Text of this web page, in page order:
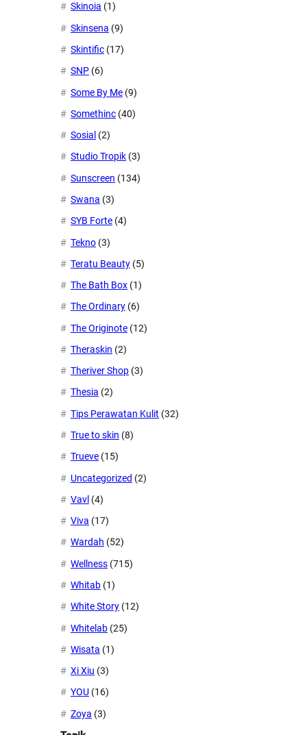
Skinoia (1)
Skinsena (9)
Skintific (17)
SNP (6)
Some By Me (9)
Somethinc (40)
Sosial (2)
Studio Tropik (3)
Sunscreen (134)
Swana (3)
SYB Forte (4)
Tekno (3)
Teratu Beauty (5)
The Bath Box (1)
The Ordinary (6)
The Originote (12)
Theraskin (2)
Theriver Shop (3)
Thesia (2)
Tips Perawatan Kulit (32)
True to skin (8)
Trueve (15)
Uncategorized (2)
Vavl (4)
Viva (17)
Wardah (52)
Wellness (715)
Whitab (1)
White Story (12)
Whitelab (25)
Wisata (1)
Xi Xiu (3)
YOU (16)
Zoya (3)